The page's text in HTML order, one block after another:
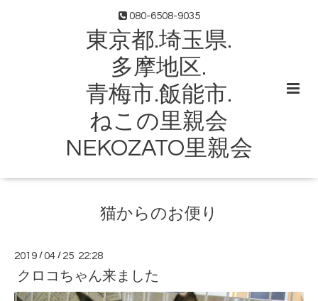
080-6508-9035
東京都.埼玉県.
多摩地区.
青梅市.飯能市.
ねこの里親会
NEKOZATO里親会
猫からのお便り
2019 /04 / 25 22:28
クロコちゃん来ました